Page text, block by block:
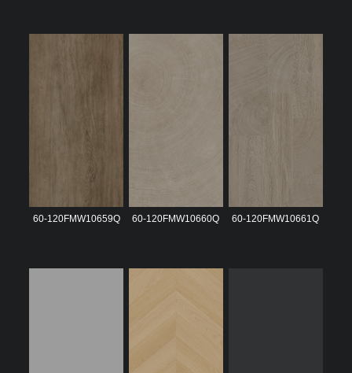
60-120FMW10659Q 60-120FMW10660Q 60-120FMW10661Q